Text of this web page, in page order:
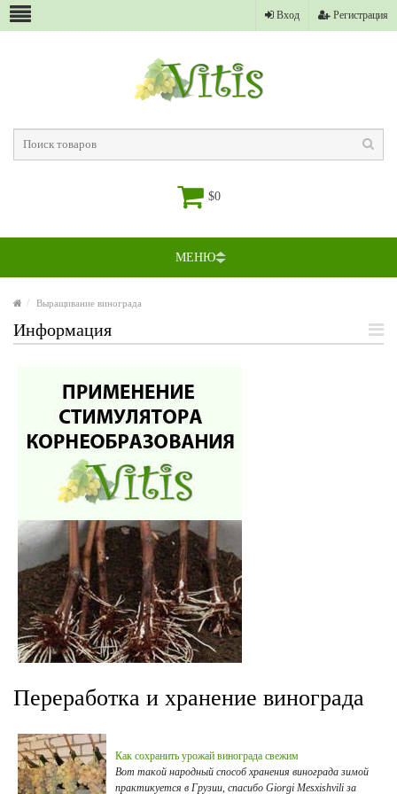
Вход Регистрация
$0
МЕНЮ
Выращивание винограда
Информация
Переработка и хранение винограда
Как сохранить урожай винограда свежим
Вот такой народный способ хранения винограда зимой
практикуется в Грузии, спасибо Giorgi Mesxishvili за